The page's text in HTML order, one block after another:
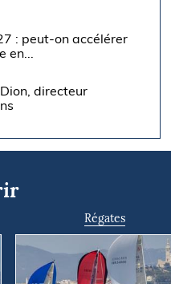
: peut-on accélérer
en...
directeur
Régates